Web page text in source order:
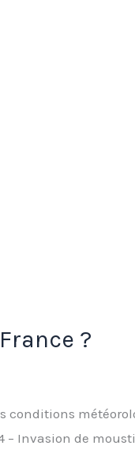
?
conditions
Invasion de